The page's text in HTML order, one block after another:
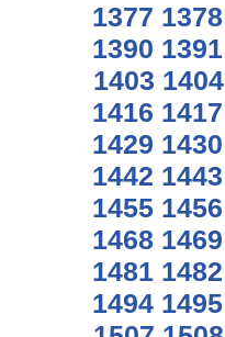
1377 1378
1390 1391
1403 1404
1416 1417
1429 1430
1442 1443
1455 1456
1468 1469
1481 1482
1494 1495